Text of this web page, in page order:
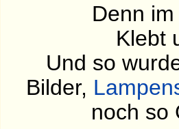
Denn
Klebt
Und so
Bilder,
noch so